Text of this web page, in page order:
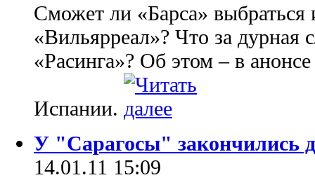
Сможет ли «Барса»
«Вильярреал»? Что за дурная
«Расинга»? Об этом – в
Испании.
У "Сарагосы" закончились
14.01.11 15:09